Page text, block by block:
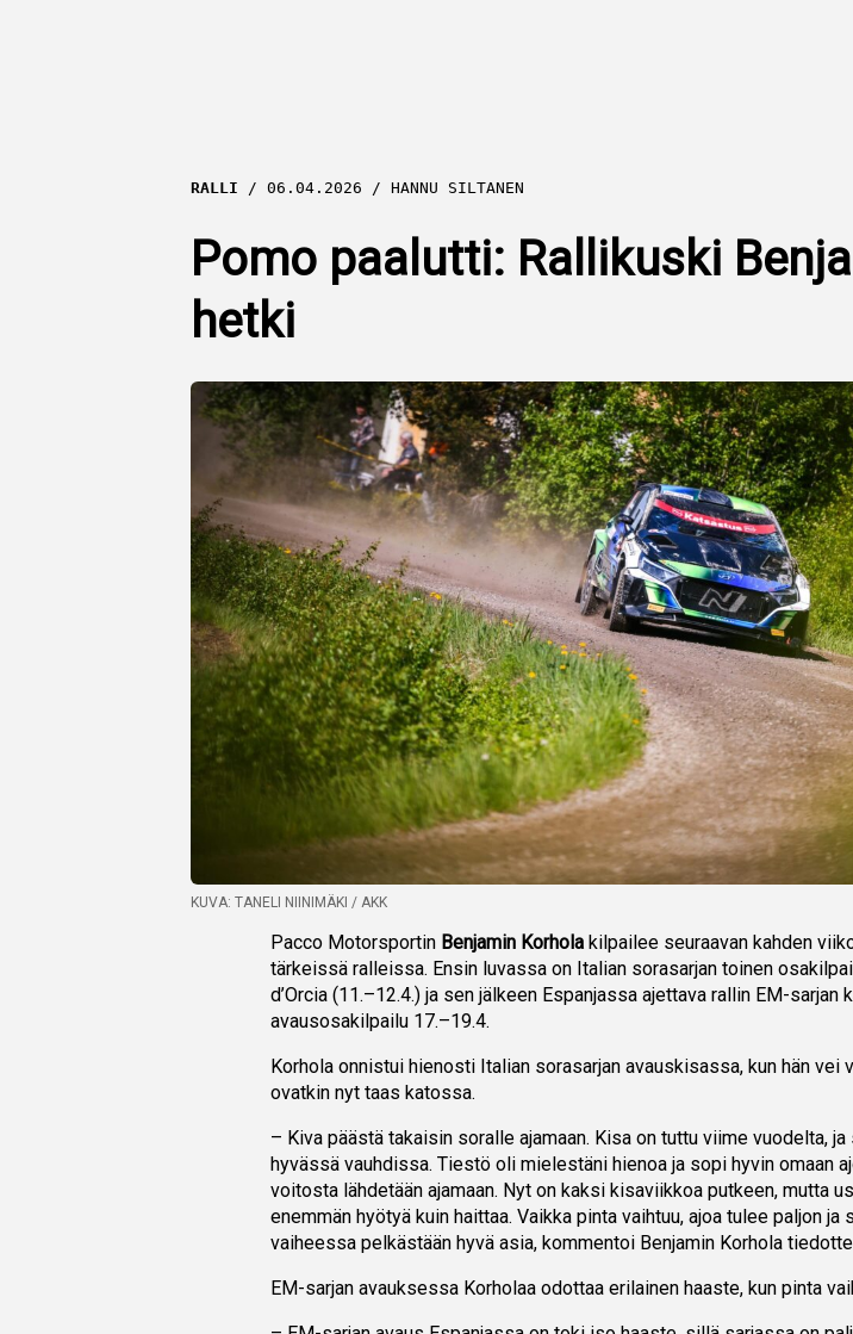
RALLI 06.04.2026 HANNU SILTANEN
Pomo paalutti: Rallikuski
hetki
KUVA: TANELI NIINIMÄKI / AKK
Pacco Motorsportin Benjamin Korhola kilpailee seuraavan kahden
tärkeissä ralleissa. Ensin luvassa on Italian sorasarjan toinen
d’Orcia (11.–12.4.) ja sen jälkeen Espanjassa ajettava rallin EM-sarjan
avausosakilpailu 17.–19.4.
Korhola onnistui hienosti Italian sorasarjan avauskisassa, kun hän vei
ovatkin nyt taas katossa.
– Kiva päästä takaisin soralle ajamaan. Kisa on tuttu viime vuodelta,
hyvässä vauhdissa. Tiestö oli mielestäni hienoa ja sopi hyvin omaan
voitosta lähdetään ajamaan. Nyt on kaksi kisaviikkoa putkeen, mutta
enemmän hyötyä kuin haittaa. Vaikka pinta vaihtuu, ajoa tulee paljon ja
vaiheessa pelkästään hyvä asia, kommentoi Benjamin Korhola
EM-sarjan avauksessa Korholaa odottaa erilainen haaste, kun pinta